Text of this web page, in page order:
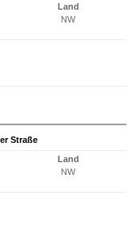
Land
NW
Straße
Land
NW